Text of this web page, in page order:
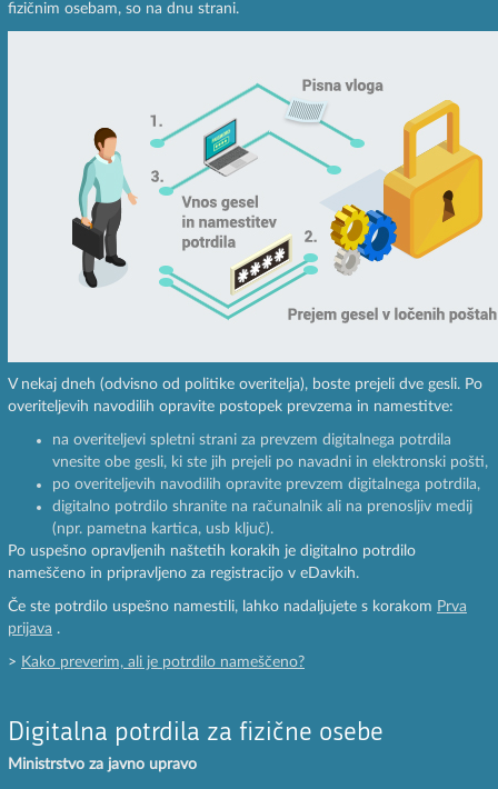
fizičnim osebam, so na dnu strani.
V nekaj dneh (odvisno od politike overitelja), boste prejeli dve gesli. Po
overiteljevih navodilih opravite postopek prevzema in namestitve:
na overiteljevi spletni strani za prevzem digitalnega potrdila
vnesite obe gesli, ki ste jih prejeli po navadni in elektronski pošti,
po overiteljevih navodilih opravite prevzem digitalnega potrdila,
digitalno potrdilo shranite na računalnik ali na prenosljiv medij
(npr. pametna kartica, usb ključ).
Po uspešno opravljenih naštetih korakih je digitalno potrdilo
nameščeno in pripravljeno za registracijo v eDavkih.
Če ste potrdilo uspešno namestili, lahko nadaljujete s korakom Prva
prijava .
> Kako preverim, ali je potrdilo nameščeno?
Digitalna potrdila za fizične osebe
Ministrstvo za javno upravo